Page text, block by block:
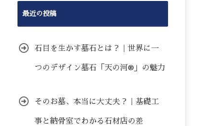
最近の投稿
石目を生かす墓石とは？｜世界に一
つのデザイン墓石「天の河®」の魅力
そのお墓、本当に大丈夫？｜基礎工
事と納骨室でわかる石材店の差